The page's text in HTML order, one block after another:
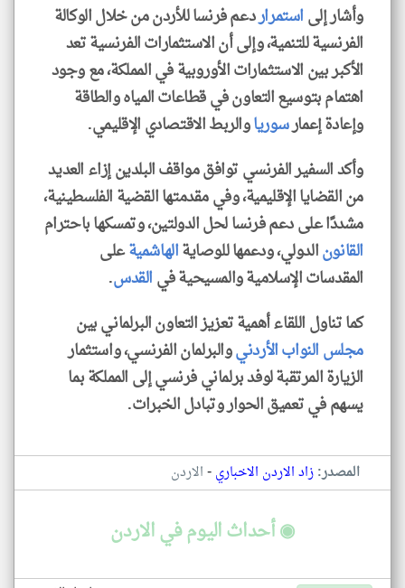
وأشار إلىاستمراردعم فرنسا للأردن من خلال الوكالة
الفرنسية للتنمية، وإلى أن الاستثمارات الفرنسية تعد
الأكبر بين الاستثمارات الأوروبية في المملكة، مع وجود
اهتمام بتوسيع التعاون في قطاعات المياه والطاقة
وإعادة إعمارسورياوالربط الاقتصادي الإقليمي.
وأكد السفير الفرنسي توافق مواقف البلدين إزاء العديد
من القضايا الإقليمية، وفي مقدمتها القضية الفلسطينية،
مشددًا على دعم فرنسا لحل الدولتين، وتمسكها باحترام
القانونالدولي، ودعمها للوصايةالهاشميةعلى
المقدسات الإسلامية والمسيحية فيالقدس.
كما تناول اللقاء أهمية تعزيز التعاون البرلماني بين
مجلس النواب الأردنيوالبرلمان الفرنسي، واستثمار
الزيارة المرتقبة لوفد برلماني فرنسي إلى المملكة بما
يسهم في تعميق الحوار وتبادل الخبرات.
المصدر:زاد الاردن الاخباري-الاردن
◉ أحداث اليوم في الاردن